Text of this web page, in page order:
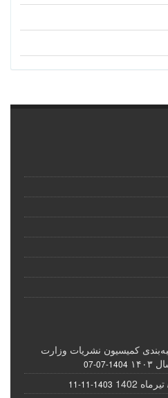
کمیسیون نشریات وزارت
1404-07-07
1402
1403-11-11